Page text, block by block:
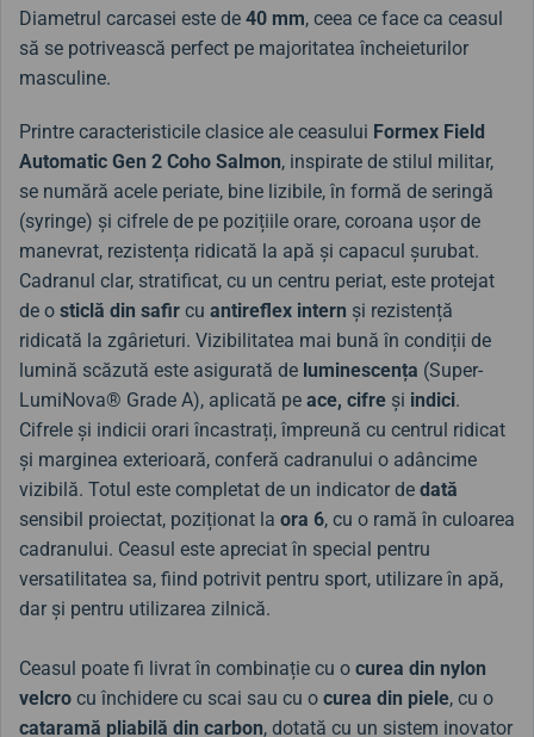
Diametrul carcasei este de 40 mm, ceea ce face ca ceasul
să se potrivească perfect pe majoritatea încheieturilor
masculine.
Printre caracteristicile clasice ale ceasului Formex Field
Automatic Gen 2 Coho Salmon, inspirate de stilul militar,
se numără acele periate, bine lizibile, în formă de seringă
(syringe) și cifrele de pe pozițiile orare, coroana ușor de
manevrat, rezistența ridicată la apă și capacul șurubat.
Cadranul clar, stratificat, cu un centru periat, este protejat
de o sticlă din safir cu antireflex intern și rezistență
ridicată la zgârieturi. Vizibilitatea mai bună în condiții de
lumină scăzută este asigurată de luminescența (Super-
LumiNova® Grade A), aplicată pe ace, cifre și indici.
Cifrele și indicii orari încastrați, împreună cu centrul ridicat
și marginea exterioară, conferă cadranului o adâncime
vizibilă. Totul este completat de un indicator de dată
sensibil proiectat, poziționat la ora 6, cu o ramă în culoarea
cadranului. Ceasul este apreciat în special pentru
versatilitatea sa, fiind potrivit pentru sport, utilizare în apă,
dar și pentru utilizarea zilnică.
Ceasul poate fi livrat în combinație cu o curea din nylon
velcro cu închidere cu scai sau cu o curea din piele, cu o
cataramă pliabilă din carbon, dotată cu un sistem inovator